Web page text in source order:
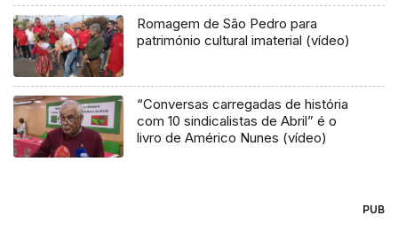
Romagem de São Pedro para
património cultural imaterial (vídeo)
“Conversas carregadas de história
com 10 sindicalistas de Abril” é o
livro de Américo Nunes (vídeo)
PUB